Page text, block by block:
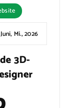
Juni, Mi., 2026
3D-